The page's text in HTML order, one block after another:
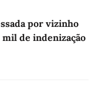
por vizinho
mil de indenização